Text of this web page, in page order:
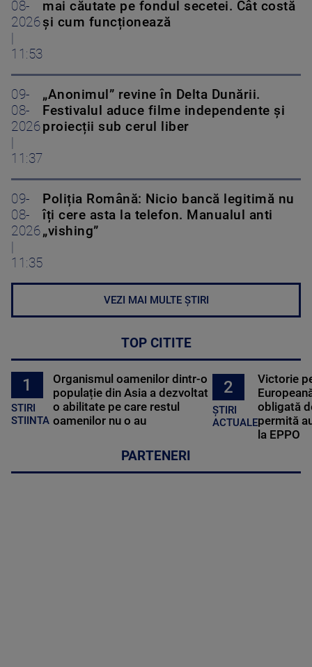
08-
2026
11:53
mai căutate pe fondul secetei. Cât costă
și cum funcționează
09-
08-
2026
11:37
„Anonimul” revine în Delta Dunării.
Festivalul aduce filme independente și
proiecții sub cerul liber
09-
08-
2026
11:35
Poliția Română: Nicio bancă legitimă nu
îți cere asta la telefon. Manualul anti
„vishing”
VEZI MAI MULTE ȘTIRI
TOP CITITE
1
STIRI
STIINTA
Organismul oamenilor dintr-o
populație din Asia a dezvoltat
o abilitate pe care restul
oamenilor nu o au
2
ȘTIRI
ACTUALE
Victorie
obligată
permită
la EPPO
PARTENERI